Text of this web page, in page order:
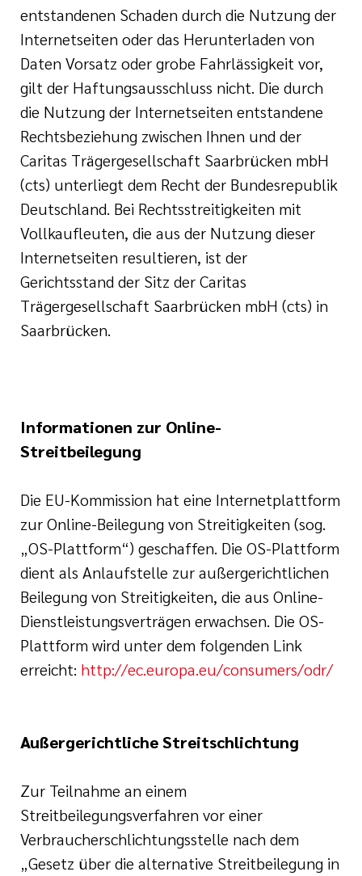
entstandenen Schaden durch die Nutzung der
Internetseiten oder das Herunterladen von
Daten Vorsatz oder grobe Fahrlässigkeit vor,
gilt der Haftungsausschluss nicht. Die durch
die Nutzung der Internetseiten entstandene
Rechtsbeziehung zwischen Ihnen und der
Caritas Trägergesellschaft Saarbrücken mbH
(cts) unterliegt dem Recht der Bundesrepublik
Deutschland. Bei Rechtsstreitigkeiten mit
Vollkaufleuten, die aus der Nutzung dieser
Internetseiten resultieren, ist der
Gerichtsstand der Sitz der Caritas
Trägergesellschaft Saarbrücken mbH (cts) in
Saarbrücken.
Informationen zur Online-
Streitbeilegung
Die EU-Kommission hat eine Internetplattform
zur Online-Beilegung von Streitigkeiten (sog.
„OS-Plattform“) geschaffen. Die OS-Plattform
dient als Anlaufstelle zur außergerichtlichen
Beilegung von Streitigkeiten, die aus Online-
Dienstleistungsverträgen erwachsen. Die OS-
Plattform wird unter dem folgenden Link
erreicht: http://ec.europa.eu/consumers/odr/
Außergerichtliche Streitschlichtung
Zur Teilnahme an einem
Streitbeilegungsverfahren vor einer
Verbraucherschlichtungsstelle nach dem
„Gesetz über die alternative Streitbeilegung in